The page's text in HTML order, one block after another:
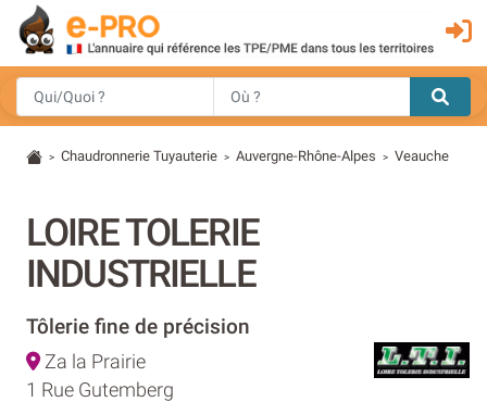
> Chaudronnerie Tuyauterie > Auvergne-Rhône-Alpes > Veauche
LOIRE TOLERIE
INDUSTRIELLE
Tôlerie fine de précision
Za la Prairie
1 Rue Gutemberg